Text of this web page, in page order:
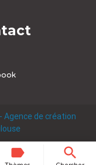
label search